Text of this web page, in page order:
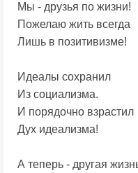
Мы - друзья по жизни!
Пожелаю жить всегда
Лишь в позитивизме!
Идеалы сохранил
Из социализма.
И порядочно взрастил
Дух идеализма!
А теперь - другая